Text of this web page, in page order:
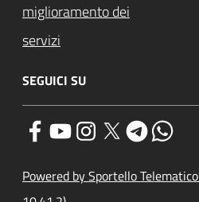
miglioramento dei
servizi
SEGUICI SU
Powered by Sportello